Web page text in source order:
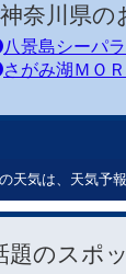
神奈川県の
八景島シーパ
さがみ湖ＭＯ
天気は、天気予
題のスポ